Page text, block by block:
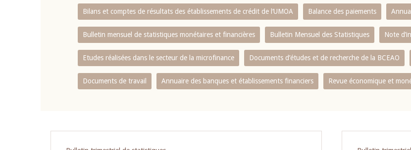
Bilans et comptes de résultats des établissements de crédit de l‘UMOA Balance des paiements
Bulletin mensuel de statistiques monétaires et financières Bulletin Mensuel des Statistiques Note
Etudes réalisées dans le secteur de la microfinance Documents d’études et de recherche de la BCEAO
Documents de travail Annuaire des banques et établissements financiers Revue économique et